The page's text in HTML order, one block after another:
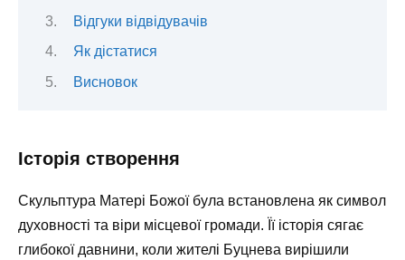
Відгуки відвідувачів
Як дістатися
Висновок
Історія створення
Скульптура Матері Божої була встановлена як символ
духовності та віри місцевої громади. Її історія сягає
глибокої давнини, коли жителі Буцнева вирішили